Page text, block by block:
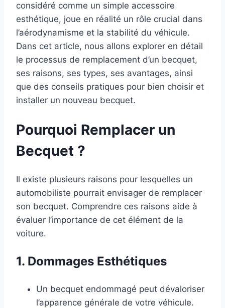
considéré comme un simple accessoire
esthétique, joue en réalité un rôle crucial dans
l’aérodynamisme et la stabilité du véhicule.
Dans cet article, nous allons explorer en détail
le processus de remplacement d’un becquet,
ses raisons, ses types, ses avantages, ainsi
que des conseils pratiques pour bien choisir et
installer un nouveau becquet.
Pourquoi Remplacer un
Becquet ?
Il existe plusieurs raisons pour lesquelles un
automobiliste pourrait envisager de remplacer
son becquet. Comprendre ces raisons aide à
évaluer l’importance de cet élément de la
voiture.
1. Dommages Esthétiques
Un becquet endommagé peut dévaloriser
l’apparence générale de votre véhicule.